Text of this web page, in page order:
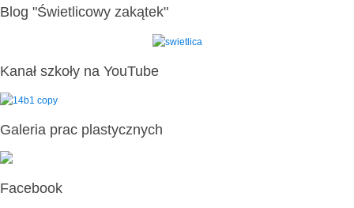
Blog "Świetlicowy zakątek"
Kanał szkoły na YouTube
Galeria prac plastycznych
Facebook